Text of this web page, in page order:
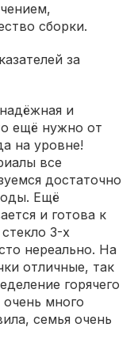
сборки.
за
и
ещё нужно от
на уровне!
все
достаточно
Ещё
и готова к
3-х
нереально. На
отличные, так
горячего
много
семья очень